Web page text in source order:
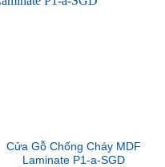
Cửa Gỗ Chống Cháy MDF
Laminate P1-a-SGD